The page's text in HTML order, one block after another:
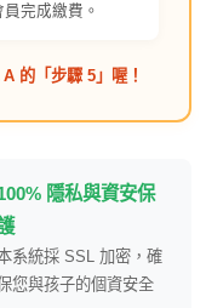
完成繳費。
的「步驟 5」喔！
隱私與資安保
系統採 SSL 加密，確
您與孩子的個資安全